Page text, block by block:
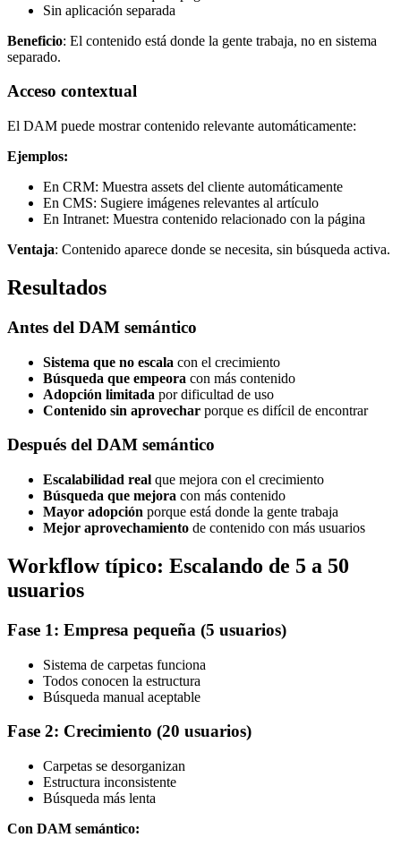
Sin aplicación separada
Beneficio: El contenido está donde la gente trabaja, no en sistema
separado.
Acceso contextual
El DAM puede mostrar contenido relevante automáticamente:
Ejemplos:
En CRM: Muestra assets del cliente automáticamente
En CMS: Sugiere imágenes relevantes al artículo
En Intranet: Muestra contenido relacionado con la página
Ventaja: Contenido aparece donde se necesita, sin búsqueda activa.
Resultados
Antes del DAM semántico
Sistema que no escala con el crecimiento
Búsqueda que empeora con más contenido
Adopción limitada por dificultad de uso
Contenido sin aprovechar porque es difícil de encontrar
Después del DAM semántico
Escalabilidad real que mejora con el crecimiento
Búsqueda que mejora con más contenido
Mayor adopción porque está donde la gente trabaja
Mejor aprovechamiento de contenido con más usuarios
Workflow típico: Escalando de 5 a 50
usuarios
Fase 1: Empresa pequeña (5 usuarios)
Sistema de carpetas funciona
Todos conocen la estructura
Búsqueda manual aceptable
Fase 2: Crecimiento (20 usuarios)
Carpetas se desorganizan
Estructura inconsistente
Búsqueda más lenta
Con DAM semántico: